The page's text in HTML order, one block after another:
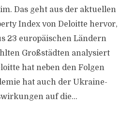
Das geht aus der aktuellen
Index von Deloitte hervor,
23 europäischen Ländern
Großstädten analysiert
hat neben den Folgen
hat auch der Ukraine-
auf die...